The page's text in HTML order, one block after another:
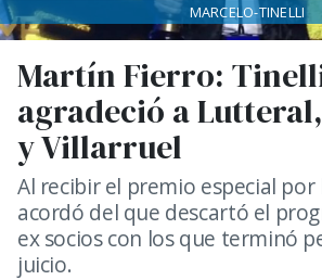
Martín Fierro:
agradeció a
y Villarruel
Al recibir el premio especial por
acordó del que descartó el
ex socios con los que terminó
juicio.
MARCELO-TINELLI